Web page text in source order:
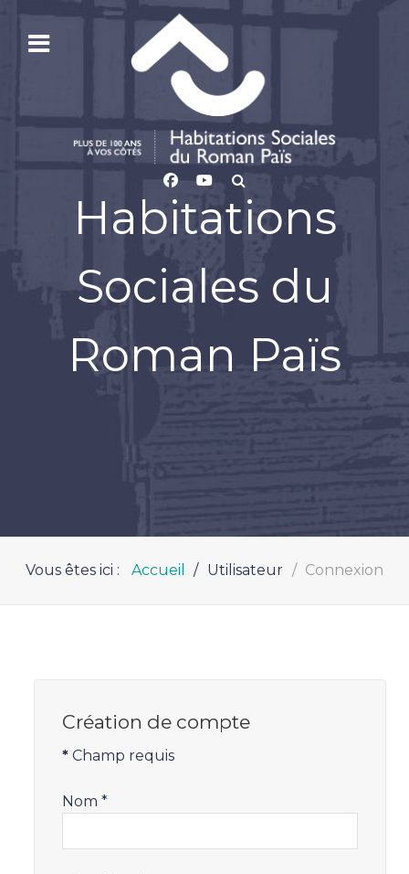
Habitations
Sociales du
Roman Païs
Vous êtes ici : Accueil Utilisateur Connexion
Création de compte
* Champ requis
Nom *